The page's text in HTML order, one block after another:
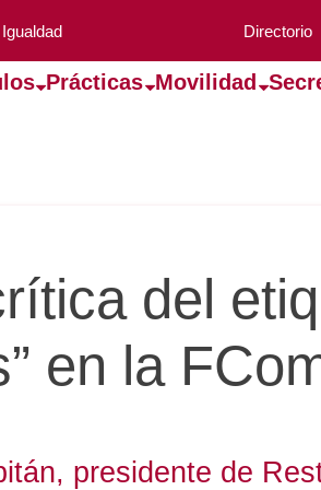
Igualdad Directorio
Prácticas Movilidad
del
en la
presidente de